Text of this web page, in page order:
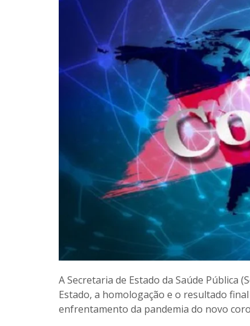
A Secretaria de Estado da Saúde Pública
Estado, a homologação e o resultado
enfrentamento da pandemia do novo